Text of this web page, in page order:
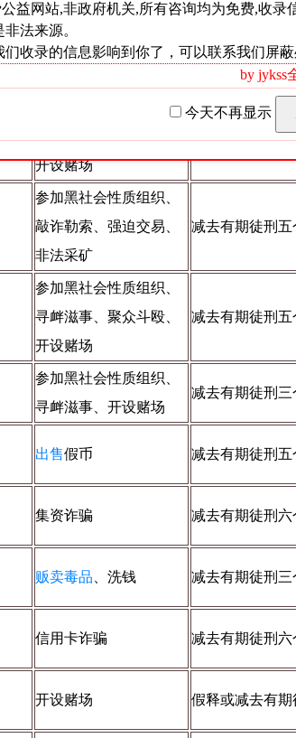
故意杀人、开设赌场、
敲诈勒索、故意伤害、
减去有期徒刑
参加黑社会性质组织、
开设赌场
减去有期徒刑
参加黑社会性质组织、
敲诈勒索、强迫交易、
非法采矿
减去有期徒刑五
参加黑社会性质组织、
寻衅滋事、聚众斗殴、
开设赌场
减去有期徒刑五
参加黑社会性质组织、
寻衅滋事、开设赌场
减去有期徒刑三
出售假币 减去有期徒刑五
集资诈骗 减去有期徒刑六
贩卖毒品 、洗钱 减去有期徒刑三
信用卡诈骗 减去有期徒刑六
开设赌场 假释或减去有
益网站,非政府机关,所有咨询均为免费,收录
法来源。
收录的信息影响到你了，可以联系我们屏蔽
by jykss
今天不再显示